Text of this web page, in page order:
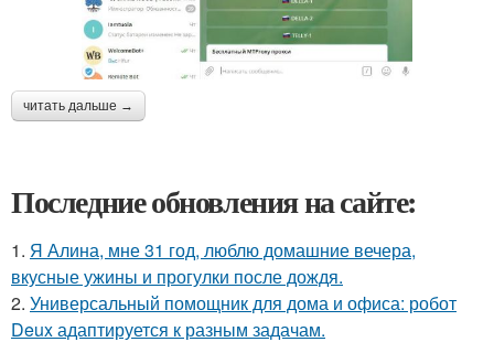
читать дальше →
Последние обновления на сайте:
1. Я Алина, мне 31 год, люблю домашние вечера,
вкусные ужины и прогулки после дождя.
2. Универсальный помощник для дома и офиса: робот
Deux адаптируется к разным задачам.